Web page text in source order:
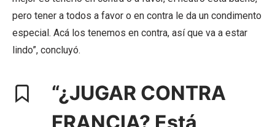
pero tener a todos a favor o en contra le da un condimento
especial. Acá los tenemos en contra, así que va a estar
lindo”, concluyó.
“¿JUGAR CONTRA